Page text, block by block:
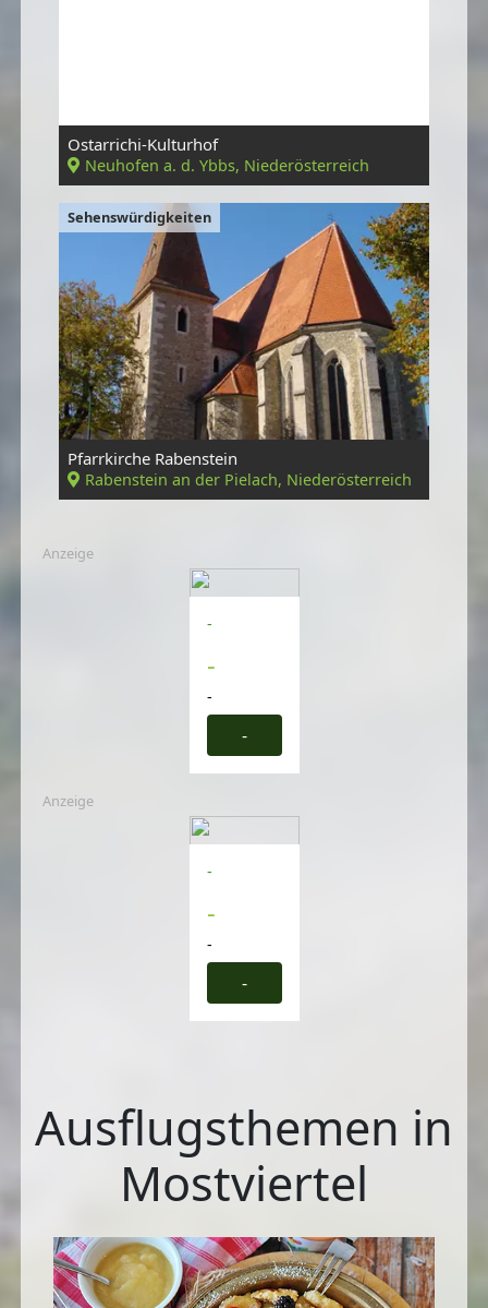
Ostarrichi-Kulturhof
Neuhofen a. d. Ybbs, Niederösterreich
Sehenswürdigkeiten
Pfarrkirche Rabenstein
Rabenstein an der Pielach, Niederösterreich
Anzeige
-
-
-
-
Anzeige
-
-
-
-
Ausflugsthemen in
Mostviertel